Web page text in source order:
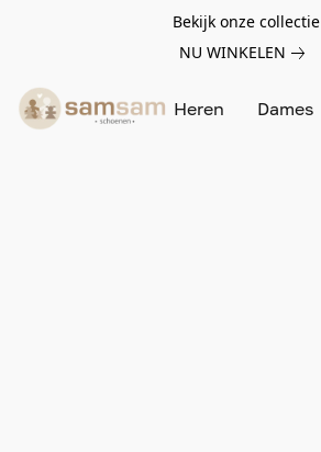
Bekijk onze collectie
NU WINKELEN
Heren Dames